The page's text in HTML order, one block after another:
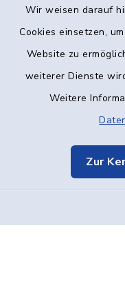
Wir weisen darauf
Cookies einsetzen,
Website zu
weiterer Dienste
Weitere
Zur